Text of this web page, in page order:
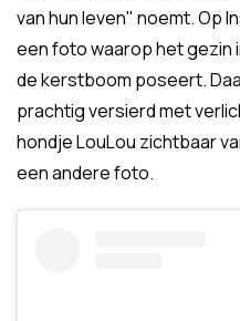
van hun leven" noemt. Op
een foto waarop het
de kerstboom poseert.
prachtig versierd met
hondje LouLou zichtbaar
een andere foto.